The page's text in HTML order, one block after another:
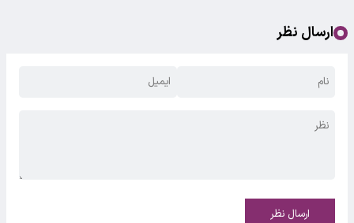
ارسال نظر
ارسال نظر